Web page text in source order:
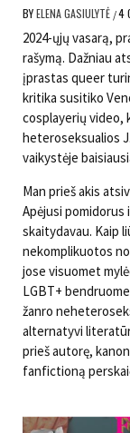
BYELENA GASIULYTĖ /4
2024-ųjų vasarą,
rašymą. Dažniau
įprastas queer
kritika susitiko
cosplayerių video,
heteroseksualios
vaikystėje
Man prieš akis
Apėjusi pomidorus
skaitydavau. Kaip
nekomplikuotos
jose visuomet
LGBT+
žanro
alternatyvi
prieš autorę,
fanfictioną